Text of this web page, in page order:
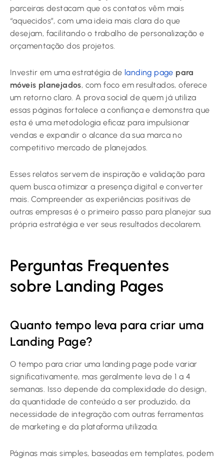
parceiras destacam que os contatos vêm mais
“aquecidos”, com uma ideia mais clara do que
desejam, facilitando o trabalho de personalização e
orçamentação dos projetos.
Investir em uma estratégia de landing page para
móveis planejados, com foco em resultados, oferece
um retorno claro. A prova social de quem já utiliza
essas páginas fortalece a confiança e demonstra que
esta é uma metodologia eficaz para impulsionar
vendas e expandir o alcance da sua marca no
competitivo mercado de planejados.
Esses relatos servem de inspiração e validação para
quem busca otimizar a presença digital e converter
mais. Compreender as experiências positivas de
outras empresas é o primeiro passo para planejar sua
própria estratégia e ver seus resultados decolarem.
Perguntas Frequentes
sobre Landing Pages
Quanto tempo leva para criar uma
Landing Page?
O tempo para criar uma landing page pode variar
significativamente, mas geralmente leva de 1 a 4
semanas. Isso depende da complexidade do design,
da quantidade de conteúdo a ser produzido, da
necessidade de integração com outras ferramentas
de marketing e da plataforma utilizada.
Páginas mais simples, baseadas em templates, podem